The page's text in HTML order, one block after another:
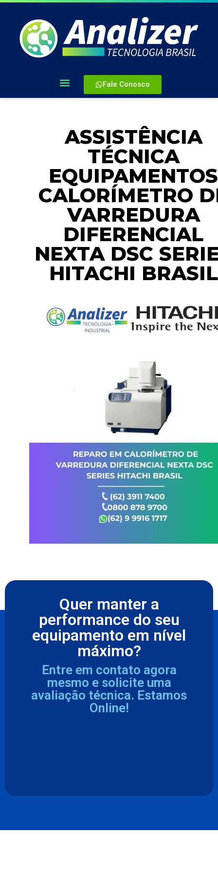
Fale Conosco
ASSISTÊNCIA
TÉCNICA
EQUIPAMENTOS
CALORÍMETRO
VARREDURA
DIFERENCIAL
NEXTA DSC
HITACHI BRASIL
Quer manter a
performance do seu
equipamento em nível
máximo?
Entre em contato agora
mesmo e solicite uma
avaliação técnica. Estamos
Online!